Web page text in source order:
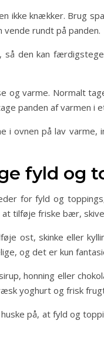
ikke knækker. Brug
vende rundt på panden.
den kan
og varme. Normalt
panden af varmen i
i ovnen på lav
fyld og
for fyld og
tilføje friske bær,
ost, skinke eller
og det er kun
honning eller
yoghurt og frisk
på, at fyld og